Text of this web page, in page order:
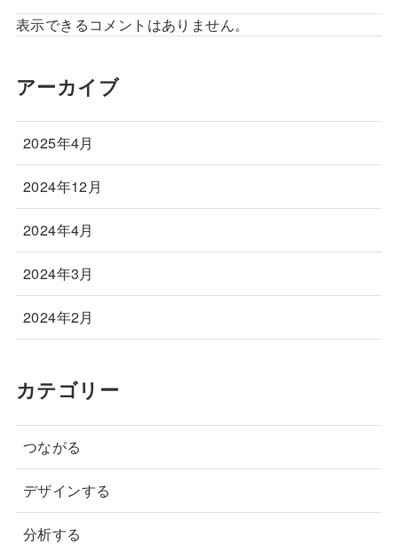
表示できるコメントはありません。
アーカイブ
2025年4月
2024年12月
2024年4月
2024年3月
2024年2月
カテゴリー
つながる
デザインする
分析する